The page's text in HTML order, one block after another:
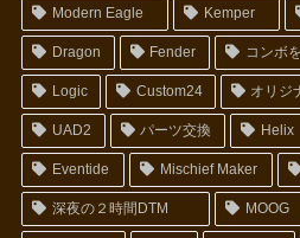
Modern Eagle Kemper
Dragon Fender コンボ
Logic Custom24 オリジ
UAD2 パーツ交換 Helix
Eventide Mischief Maker
深夜の２時間DTM MOOG